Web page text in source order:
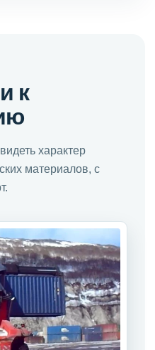
к
характер
материалов, с